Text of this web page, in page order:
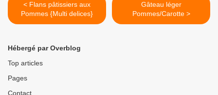
< Flans pâtissiers aux
Pommes {Multi delices}
Gâteau léger
Pommes/Carotte >
Hébergé par Overblog
Top articles
Pages
Contact